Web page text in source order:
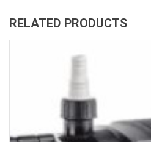
RELATED PRODUCTS